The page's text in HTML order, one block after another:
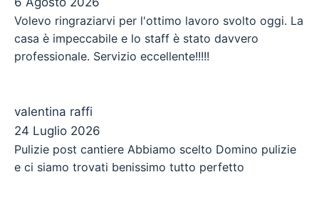
Volevo ringraziarvi per l'ottimo lavoro svolto oggi. La
casa è impeccabile e lo staff è stato davvero
professionale. Servizio eccellente!!!!!
valentina raffi
24 Luglio 2026
Pulizie post cantiere Abbiamo scelto Domino pulizie
e ci siamo trovati benissimo tutto perfetto